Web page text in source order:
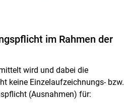
im Rahmen der
wird und dabei die
keine Einzelaufzeichnungs- bzw.
(Ausnahmen) für: